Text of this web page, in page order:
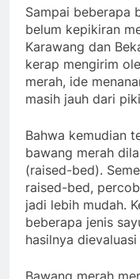
Sampai beberapa
belum kepikiran
Karawang dan
kerap mengirim
merah, ide
masih jauh dari
Bahwa kemudian
bawang merah
(raised-bed).
raised-bed,
jadi lebih mudah.
beberapa jenis
hasilnya